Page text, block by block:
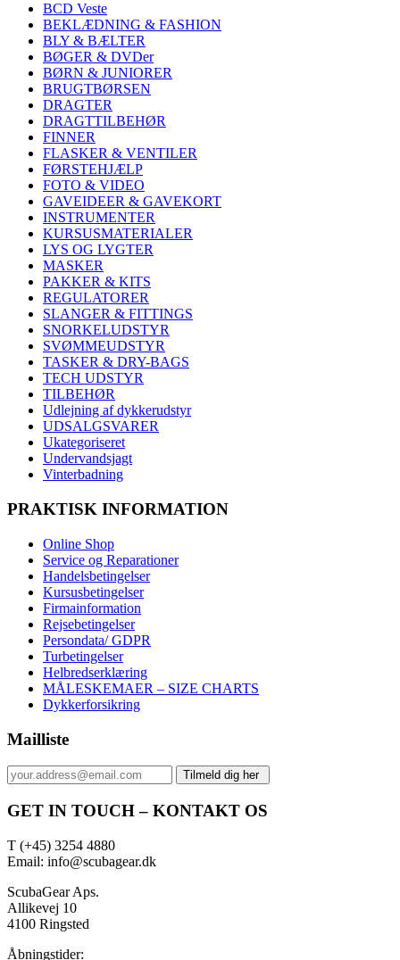
BCD Veste
BEKLÆDNING & FASHION
BLY & BÆLTER
BØGER & DVDer
BØRN & JUNIORER
BRUGTBØRSEN
DRAGTER
DRAGTTILBEHØR
FINNER
FLASKER & VENTILER
FØRSTEHJÆLP
FOTO & VIDEO
GAVEIDEER & GAVEKORT
INSTRUMENTER
KURSUSMATERIALER
LYS OG LYGTER
MASKER
PAKKER & KITS
REGULATORER
SLANGER & FITTINGS
SNORKELUDSTYR
SVØMMEUDSTYR
TASKER & DRY-BAGS
TECH UDSTYR
TILBEHØR
Udlejning af dykkerudstyr
UDSALGSVARER
Ukategoriseret
Undervandsjagt
Vinterbadning
PRAKTISK INFORMATION
Online Shop
Service og Reparationer
Handelsbetingelser
Kursusbetingelser
Firmainformation
Rejsebetingelser
Persondata/ GDPR
Turbetingelser
Helbredserklæring
MÅLESKEMAER – SIZE CHARTS
Dykkerforsikring
Mailliste
GET IN TOUCH – KONTAKT OS
T (+45) 3254 4880
Email: info@scubagear.dk
ScubaGear Aps.
Allikevej 10
4100 Ringsted
Åbningstider: